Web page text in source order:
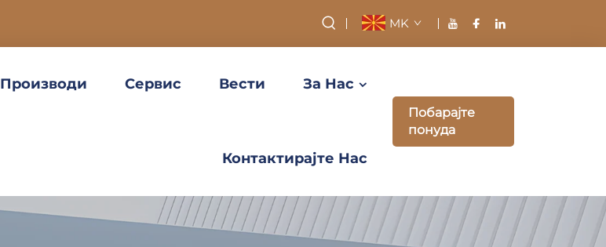
MK
Производи Сервис Вести За Нас
Контактирајте Нас
Побарајте
понуда